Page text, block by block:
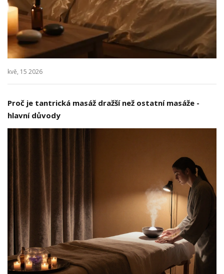
kvě, 15 2026
Proč je tantrická masáž dražší než ostatní masáže -
hlavní důvody